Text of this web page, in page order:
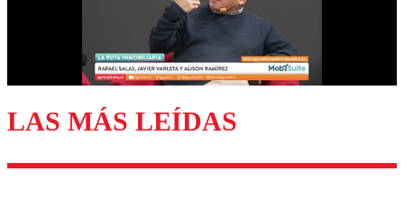
Enviar comentario
LAS MÁS LEÍDAS